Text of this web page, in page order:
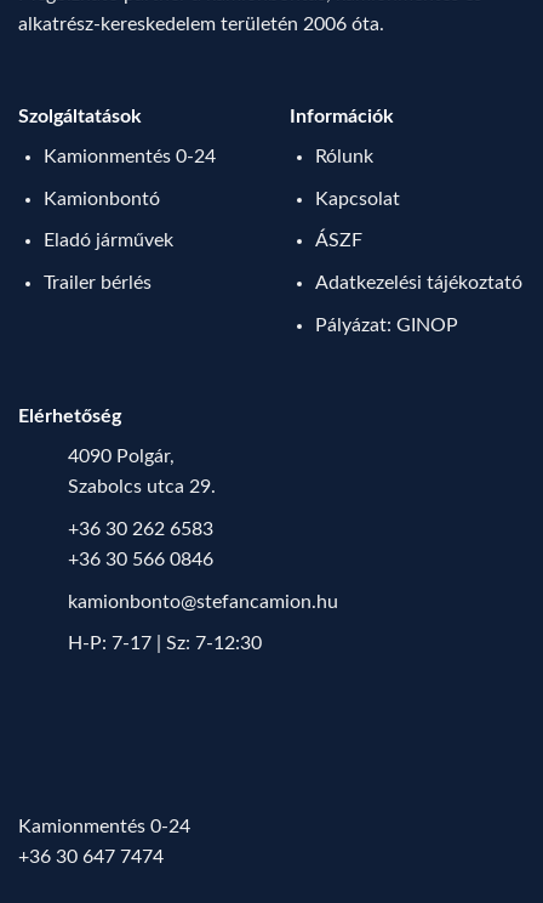
alkatrész-kereskedelem területén 2006 óta.
Szolgáltatások
Kamionmentés 0-24
Kamionbontó
Eladó járművek
Trailer bérlés
Információk
Rólunk
Kapcsolat
ÁSZF
Adatkezelési tájékoztató
Pályázat: GINOP
Elérhetőség
4090 Polgár,
Szabolcs utca 29.
+36 30 262 6583
+36 30 566 0846
kamionbonto@stefancamion.hu
H-P: 7-17 | Sz: 7-12:30
Kamionmentés 0-24
+36 30 647 7474